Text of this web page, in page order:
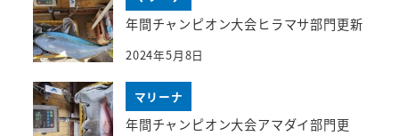
年間チャンピオン大会ヒラマサ部門更新
2024年5月8日
マリーナ
年間チャンピオン大会アマダイ部門更